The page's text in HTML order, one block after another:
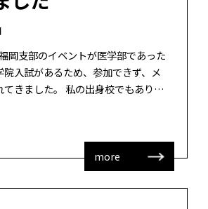
岡支部のイベントが医学部であった
院入試があるため、参加できず、メ
てきました。 私の出身校でもありま
大学院にて、赤堀先生の隣の研究室
下の階にい […]
more